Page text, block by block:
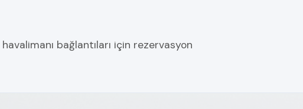
bağlantıları için rezervasyon